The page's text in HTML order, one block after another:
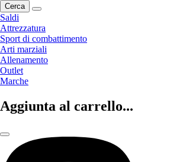
Cerca
Saldi
Attrezzatura
Sport di combattimento
Arti marziali
Allenamento
Outlet
Marche
Aggiunta al carrello...